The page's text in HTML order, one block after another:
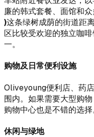
廉的韩式套餐、面馆和众
)这条绿树成荫的街道距
区比较受欢迎的独立咖
一。
购物及日常便利设施
Oliveyoung便利店、药
围内。如果需要大型购
购物中心也是不错的选择
休闲与绿地